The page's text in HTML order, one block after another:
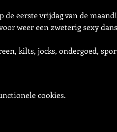
de eerste vrijdag van de maand!
cookies.